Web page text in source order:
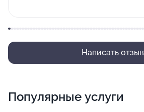
Написать отзыв
Популярные услуги